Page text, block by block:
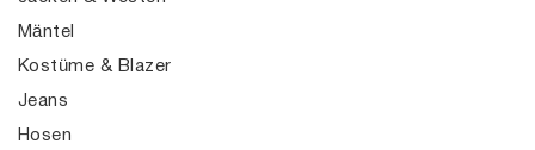
Mäntel
Kostüme & Blazer
Jeans
Hosen